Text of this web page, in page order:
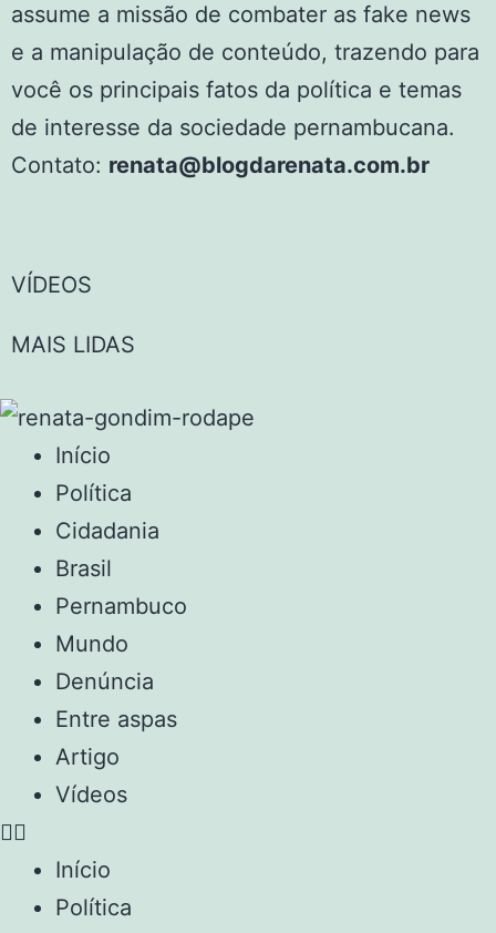
assume a missão de combater as fake news
e a manipulação de conteúdo, trazendo para
você os principais fatos da política e temas
de interesse da sociedade pernambucana.
Contato: renata@blogdarenata.com.br
VÍDEOS
MAIS LIDAS
Início
Política
Cidadania
Brasil
Pernambuco
Mundo
Denúncia
Entre aspas
Artigo
Vídeos
Início
Política